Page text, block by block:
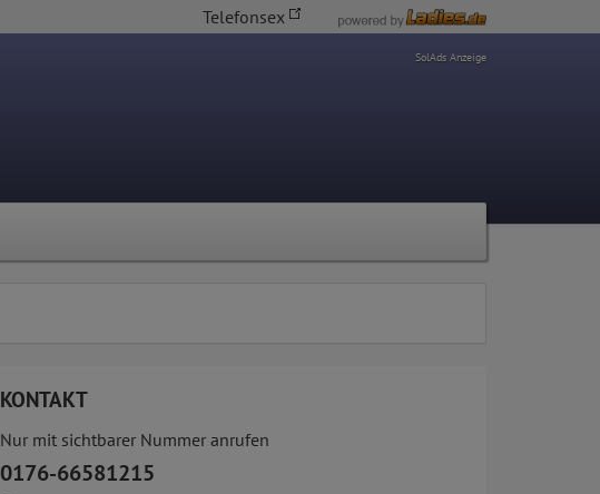
Telefonsex
SolAds Anzeige
KONTAKT
Nur mit sichtbarer Nummer anrufen
0176-66581215